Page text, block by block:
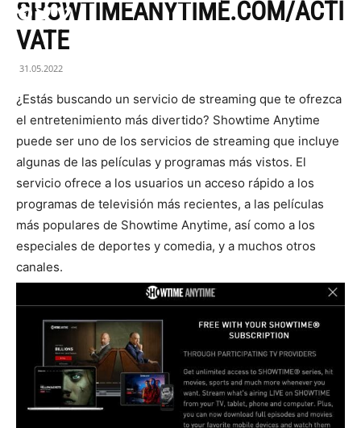
SHOWTIMEANYTIME.COM/ACTI
VATE
31.05.2022
¿Estás buscando un servicio de streaming que te ofrezca
el entretenimiento más divertido? Showtime Anytime
puede ser uno de los servicios de streaming que incluye
algunas de las películas y programas más vistos. El
servicio ofrece a los usuarios un acceso rápido a los
programas de televisión más recientes, a las películas
más populares de Showtime Anytime, así como a los
especiales de deportes y comedia, y a muchos otros
canales.